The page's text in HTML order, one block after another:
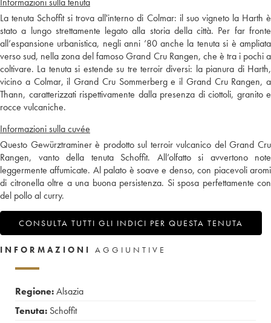
La tenuta Schoffit si trova all'interno di Colmar: il suo vigneto la Harth è
stato a lungo strettamente legato alla storia della città. Per far fronte
all’espansione urbanistica, negli anni ’80 anche la tenuta si è ampliata
verso sud, nella zona del famoso Grand Cru Rangen, che è tra i pochi a
coltivare. La tenuta si estende su tre terroir diversi: la pianura di Harth,
vicino a Colmar, il Grand Cru Sommerberg e il Grand Cru Rangen, a
Thann, caratterizzati rispettivamente dalla presenza di ciottoli, granito e
rocce vulcaniche.
Informazioni sulla cuvée
Questo Gewürztraminer è prodotto sul terroir vulcanico del Grand Cru
Rangen, vanto della tenuta Schoffit. All’olfatto si avvertono note
leggermente affumicate. Al palato è soave e denso, con piacevoli aromi
di citronella oltre a una buona persistenza. Si sposa perfettamente con
del pollo al curry.
CONSULTA TUTTI GLI INDICI PER QUESTA TENUTA
INFORMAZIONI AGGIUNTIVE
Regione:Alsazia
Tenuta: Schoffit